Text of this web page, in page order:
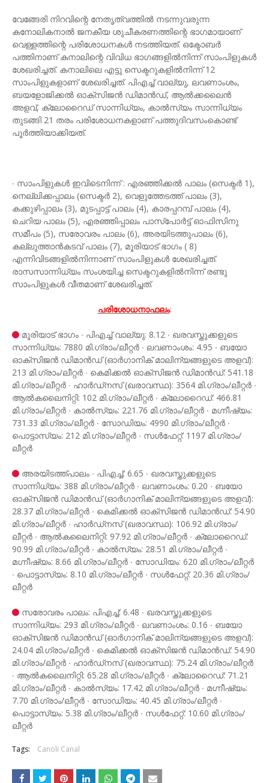
വേങ്ങേരി നിറവിന്റെ നേതൃത്വത്തിൽ നടന്നുവരുന്ന
കനോലികനാൽ ജനകീയ ശുചീകരണത്തിന്റെ ഭാഗമായാണ്
വെള്ളത്തിന്റെ പരിശോധനകൾ നടത്തിയത്. ഒക്ടോബർ
പത്തിനാണ് കനാലിന്റെ വിവിധ ഭാഗങ്ങളിൽനിന്ന് സാംപിളുകൾ
ശേഖരിച്ചത്. കനാലിലെ എട്ടു സെക്ടറുകളിൽനിന്ന് 12
സാംപിളുകളാണ് ശേഖരിച്ചത്. പിഎച്ച് വാല്യു, ലവണാംശം,
ബയളോജിക്കൽ ഓക്സിജൻ ഡിമാൻഡ്, ആൽക്കലൈൻ
അളവ്, ക്ലോറൈഡ് സാന്നിധ്യം, കാൽസ്യം സാന്നിധ്യം
തുടങ്ങി 21 തരം പരിശോധനകളാണ് പത്തുദിവസംകൊണ്ട്
പൂർത്തിയാക്കിയത്.
∙ സാംപിളുകൾ ഇവിടെനിന്ന് : എരഞ്ഞിക്കൽ പാലം (സെക്ടർ 1),
നെല്ലിക്കപ്പാലം (സെക്ടർ 2), വെളുത്തേടത്ത് പാലം (3),
കക്കുഴിപ്പാലം (3), മുടപ്പാട്ട് പാലം (4), കാരപ്പറമ്പ് പാലം (4),
ചെറിയ പാലം (5), എരഞ്ഞിപ്പാലം പാസ്പോർട്ട് ഓഫിസിനു
സമീപം (5), സരോവരം പാലം (6), അരയിടത്തുപാലം (6),
കല്ലുത്താൻകടവ് പാലം (7), മൂരിയാട് ഭാഗം ( 8)
എന്നിവിടങ്ങളിൽനിന്നാണ് സാംപിളുകൾ ശേഖരിച്ചത്.
രാസസാന്നിധ്യം സംശയിച്ച സെക്ടറുകളിൽനിന്ന് രണ്ടു
സാംപിളുകൾ വീതമാണ് ശേഖരിച്ചത്.
പരിശോധനാഫലം:
മൂരിയാട് ഭാഗം ∙ പിഎച്ച് വാല്യു: 8.12 ∙ ഖരവസ്തുക്കളുടെ
സാന്നിധ്യം: 7880 മി.ഗ്രാം/ലീറ്റർ ∙ ലവണാംശം: 4.95 ∙ ബയോ
ഓക്സിജൻ‍ ഡിമാൻഡ് (ഓർഗാനിക് മാലിന്യങ്ങളുടെ അളവ്):
213 മി.ഗ്രാം/ലീറ്റർ ∙ കെമിക്കൽ ഓക്സിജൻ ഡിമാൻഡ്: 541.18
മി.ഗ്രാം/ലീറ്റർ ∙ ഹാർഡ്നസ് (ഖരാവസ്ഥ): 3564 മി.ഗ്രാം/ലീറ്റർ ∙
ആൽകലൈനിറ്റി: 102 മി.ഗ്രാം/ലീറ്റർ ∙ ക്ലോറൈഡ്: 466.81
മി.ഗ്രാം/ലീറ്റർ ∙ കാൽസ്യം: 221.76 മി.ഗ്രാം/ലീറ്റർ ∙ മഗ്നീഷ്യം:
731.33 മി.ഗ്രാം/ലീറ്റർ ∙ സോഡിയം: 4990 മി.ഗ്രാം/ലീറ്റർ ∙
പൊട്ടാസ്യം: 212 മി.ഗ്രാം/ലീറ്റർ ∙ സൾഫേറ്റ്: 1197 മി.ഗ്രാം/
ലീറ്റർ
അരയിടത്ത്പാലം ∙ പിഎച്ച്: 6.65 ∙ ഖരവസ്തുക്കളുടെ
സാന്നിധ്യം: 388 മി.ഗ്രാം/ലീറ്റർ ∙ ലവണാംശം: 0.20 ∙ ബയോ
ഓക്സിജൻ‍ ഡിമാൻഡ് (ഓർഗാനിക് മാലിന്യങ്ങളുടെ അളവ്):
28.37 മി.ഗ്രാം/ലീറ്റർ ∙ കെമിക്കൽ ഓക്സിജൻ ഡിമാൻഡ്: 54.90
മി.ഗ്രാം/ലീറ്റർ ∙ ഹാർഡ്നസ് (ഖരാവസ്ഥ): 106.92 മി.ഗ്രാം/
ലീറ്റർ ∙ ആൽകലൈനിറ്റി: 97.92 മി.ഗ്രാം/ലീറ്റർ ∙ ക്ലോറൈഡ്:
90.99 മി.ഗ്രാം/ലീറ്റർ ∙ കാൽസ്യം: 28.51 മി.ഗ്രാം/ലീറ്റർ ∙
മഗ്നീഷ്യം: 8.66 മി.ഗ്രാം/ലീറ്റർ ∙ സോഡിയം: 620 മി.ഗ്രാം/ലീറ്റർ
∙ പൊട്ടാസ്യം: 8.10 മി.ഗ്രാം/ലീറ്റർ ∙ സൾഫേറ്റ്: 20.36 മി.ഗ്രാം/
ലീറ്റർ
സരോവരം പാലം: പിഎച്ച്: 6.48 ∙ ഖരവസ്തുക്കളുടെ
സാന്നിധ്യം: 293 മി.ഗ്രാം/ലീറ്റർ ∙ ലവണാംശം: 0.16 ∙ ബയോ
ഓക്സിജൻ‍ ഡിമാൻഡ് (ഓർഗാനിക് മാലിന്യങ്ങളുടെ അളവ്):
24.04 മി.ഗ്രാം/ലീറ്റർ ∙ കെമിക്കൽ ഓക്സിജൻ ഡിമാൻഡ്: 54.90
മി.ഗ്രാം/ലീറ്റർ ∙ ഹാർഡ്നസ് (ഖരാവസ്ഥ): 75.24 മി.ഗ്രാം/ലീറ്റർ
∙ ആൽകലൈനിറ്റി: 65.28 മി.ഗ്രാം/ലീറ്റർ ∙ ക്ലോറൈഡ്: 71.21
മി.ഗ്രാം/ലീറ്റർ ∙ കാൽസ്യം: 17.42 മി.ഗ്രാം/ലീറ്റർ ∙ മഗ്നീഷ്യം:
7.70 മി.ഗ്രാം/ലീറ്റർ ∙ സോഡിയം: 40.45 മി.ഗ്രാം/ലീറ്റർ ∙
പൊട്ടാസ്യം: 5.38 മി.ഗ്രാം/ലീറ്റർ ∙ സൾഫേറ്റ്: 10.60 മി.ഗ്രാം/
ലീറ്റർ
Tags: Canoli Canal